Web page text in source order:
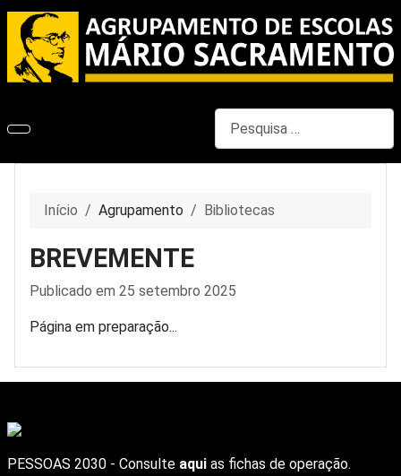
Início Agrupamento Bibliotecas
BREVEMENTE
Detalhes
Publicado em 25 setembro 2025
Página em preparação...
PESSOAS 2030 - Consulte aqui as fichas de operação.